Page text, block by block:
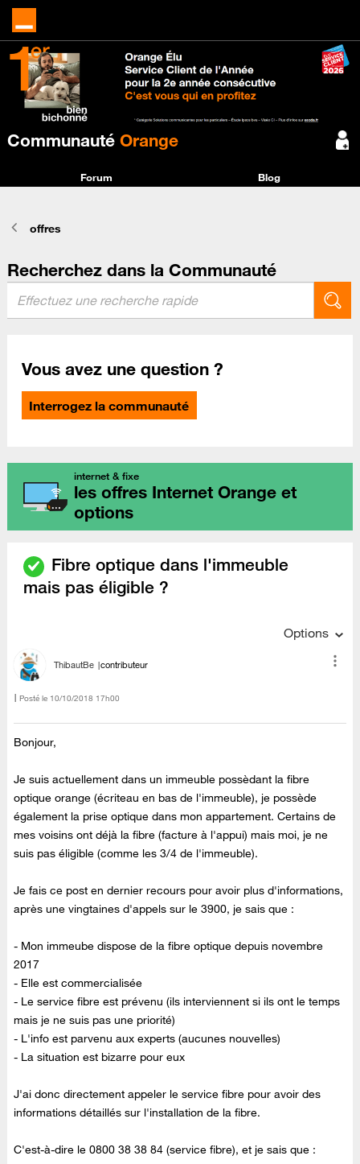
Communauté Orange
Forum Blog
offres
Recherchez dans la Communauté
Vous avez une question ?
Interrogez la communauté
internet & fixe
les offres Internet Orange et
options
Fibre optique dans l'immeuble
mais pas éligible ?
Options
ThibautBe contributeur
Posté le ‎10/10/2018 17h00
Bonjour,
Je suis actuellement dans un immeuble possèdant la fibre
optique orange (écriteau en bas de l'immeuble), je possède
également la prise optique dans mon appartement. Certains de
mes voisins ont déjà la fibre (facture à l'appui) mais moi, je ne
suis pas éligible (comme les 3/4 de l'immeuble).
Je fais ce post en dernier recours pour avoir plus d'informations,
après une vingtaines d'appels sur le 3900, je sais que :
- Mon immeube dispose de la fibre optique depuis novembre
2017
- Elle est commercialisée
- Le service fibre est prévenu (ils interviennent si ils ont le temps
mais je ne suis pas une priorité)
- L'info est parvenu aux experts (aucunes nouvelles)
- La situation est bizarre pour eux
J'ai donc directement appeler le service fibre pour avoir des
informations détaillés sur l'installation de la fibre.
C'est-à-dire le0800 38 38 84 (service fibre), et je sais que :